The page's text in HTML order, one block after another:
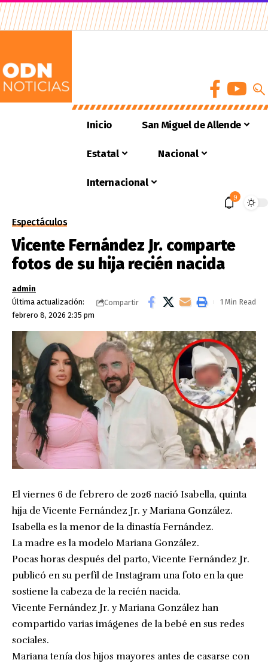
Inicio San Miguel de Allende
Estatal Nacional
Internacional
9
Espectáculos
Vicente Fernández Jr. comparte
fotos de su hija recién nacida
Última actualización:
febrero 8, 2026 2:35 pm
admin
Compartir
1 Min Read
El viernes 6 de febrero de 2026 nació Isabella, quinta
hija de Vicente Fernández Jr. y Mariana González.
Isabella es la menor de la dinastía Fernández.
La madre es la modelo Mariana González.
Pocas horas después del parto, Vicente Fernández Jr.
publicó en su perfil de Instagram una foto en la que
sostiene la cabeza de la recién nacida.
Vicente Fernández Jr. y Mariana González han
compartido varias imágenes de la bebé en sus redes
sociales.
Mariana tenía dos hijos mayores antes de casarse con